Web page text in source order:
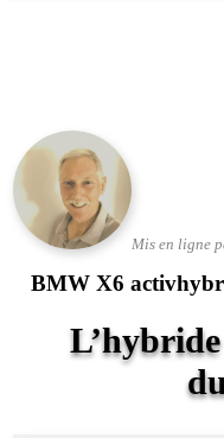
Mis en ligne
BMW X6